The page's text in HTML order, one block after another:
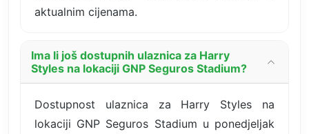
aktualnim cijenama.
Ima li još dostupnih ulaznica za Harry
Styles na lokaciji GNP Seguros Stadium?
Dostupnost ulaznica za Harry Styles na
lokaciji GNP Seguros Stadium u ponedjeljak